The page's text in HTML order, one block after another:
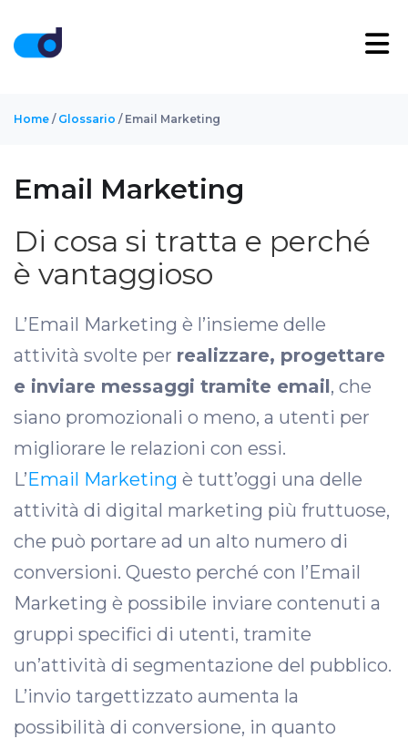
Home / Glossario / Email Marketing
Email Marketing
Di cosa si tratta e perché
è vantaggioso
L’Email Marketing è l’insieme delle
attività svolte per realizzare, progettare
e inviare messaggi tramite email, che
siano promozionali o meno, a utenti per
migliorare le relazioni con essi.
L’Email Marketing è tutt’oggi una delle
attività di digital marketing più fruttuose,
che può portare ad un alto numero di
conversioni. Questo perché con l’Email
Marketing è possibile inviare contenuti a
gruppi specifici di utenti, tramite
un’attività di segmentazione del pubblico.
L’invio targettizzato aumenta la
possibilità di conversione, in quanto